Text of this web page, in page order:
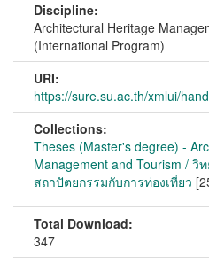
Discipline:
Architectural Heritage
(International Program)
URI:
https://sure.su.ac.th/xmlui/
Collections:
Theses (Master's degree) -
Management and Tourism /
สถาปัตยกรรมกับการท่องเที่ยว
Total Download:
347